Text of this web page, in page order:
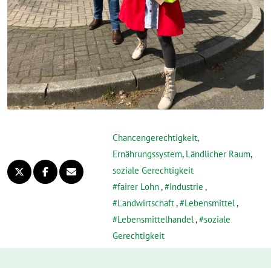
Chancengerechtigkeit,
Ernährungssystem, Ländlicher Raum,
soziale Gerechtigkeit
fairer Lohn, Industrie ,
Landwirtschaft, Lebensmittel,
Lebensmittelhandel, soziale
Gerechtigkeit